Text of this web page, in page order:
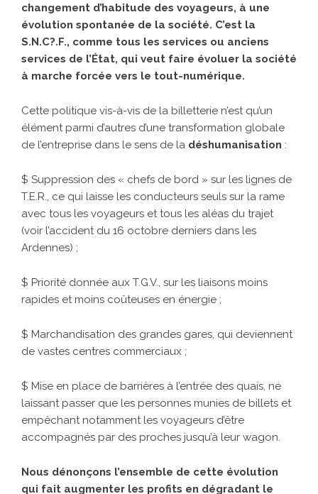
changement d’habitude des voyageurs, à une
évolution spontanée de la société. C’est la
S.N.C?.F., comme tous les services ou anciens
services de l’État, qui veut faire évoluer la société
à marche forcée vers le tout-numérique.
Cette politique vis-à-vis de la billetterie n’est qu’un
élément parmi d’autres d’une transformation globale
de l’entreprise dans le sens de la déshumanisation :
$ Suppression des « chefs de bord » sur les lignes de
T.E.R., ce qui laisse les conducteurs seuls sur la rame
avec tous les voyageurs et tous les aléas du trajet
(voir l’accident du 16 octobre derniers dans les
Ardennes) ;
$ Priorité donnée aux T.G.V., sur les liaisons moins
rapides et moins coûteuses en énergie ;
$ Marchandisation des grandes gares, qui deviennent
de vastes centres commerciaux ;
$ Mise en place de barrières à l’entrée des quais, ne
laissant passer que les personnes munies de billets et
empêchant notamment les voyageurs d’être
accompagnés par des proches jusqu’à leur wagon.
Nous dénonçons l’ensemble de cette évolution
qui fait augmenter les profits en dégradant le